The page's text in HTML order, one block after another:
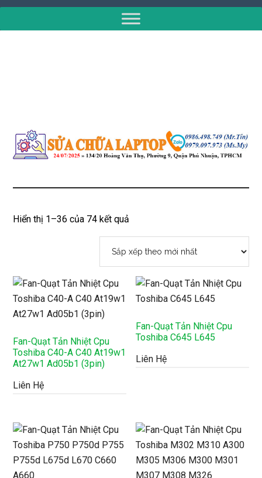
Hiển thị 1–36 của 74 kết quả
sắp
xếp
theo
mới
nhất
Fan-Quạt Tản Nhiệt Cpu
Toshiba C40-A C40 At19w1
At27w1 Ad05b1 (3pin)
Liên Hệ
Fan-Quạt Tản Nhiệt Cpu
Toshiba C645 L645
Liên Hệ